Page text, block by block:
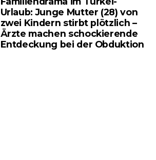
Urlaub: Junge Mutter (28) von
zwei Kindern stirbt plötzlich –
Ärzte machen schockierende
Entdeckung bei der Obduktion